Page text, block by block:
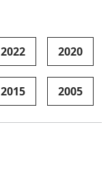
2022 2020
2015 2005